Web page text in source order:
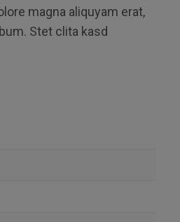
magna aliquyam erat,
Stet clita kasd